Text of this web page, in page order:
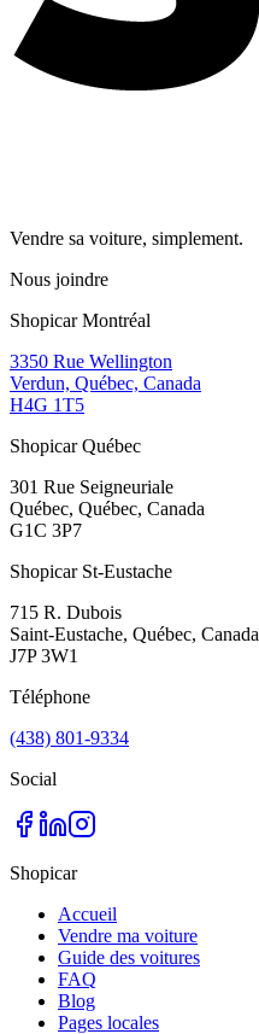
Vendre sa voiture, simplement.
Nous joindre
Shopicar Montréal
3350 Rue Wellington
Verdun, Québec, Canada
H4G 1T5
Shopicar Québec
301 Rue Seigneuriale
Québec, Québec, Canada
G1C 3P7
Shopicar St-Eustache
715 R. Dubois
Saint-Eustache, Québec, Canada
J7P 3W1
Téléphone
(438) 801-9334
Social
Shopicar
Accueil
Vendre ma voiture
Guide des voitures
FAQ
Blog
Pages locales